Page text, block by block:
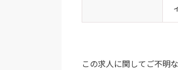
この求人に関してご不明